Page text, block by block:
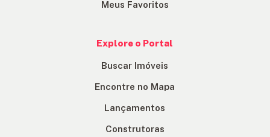
Explore o Portal
Buscar Imóveis
Encontre no Mapa
Lançamentos
Construtoras
Meus Favoritos